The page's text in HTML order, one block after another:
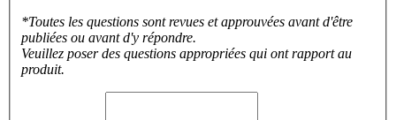
*Toutes les questions sont revues et approuvées avant d'être
publiées ou avant d'y répondre.
Veuillez poser des questions appropriées qui ont rapport au
produit.